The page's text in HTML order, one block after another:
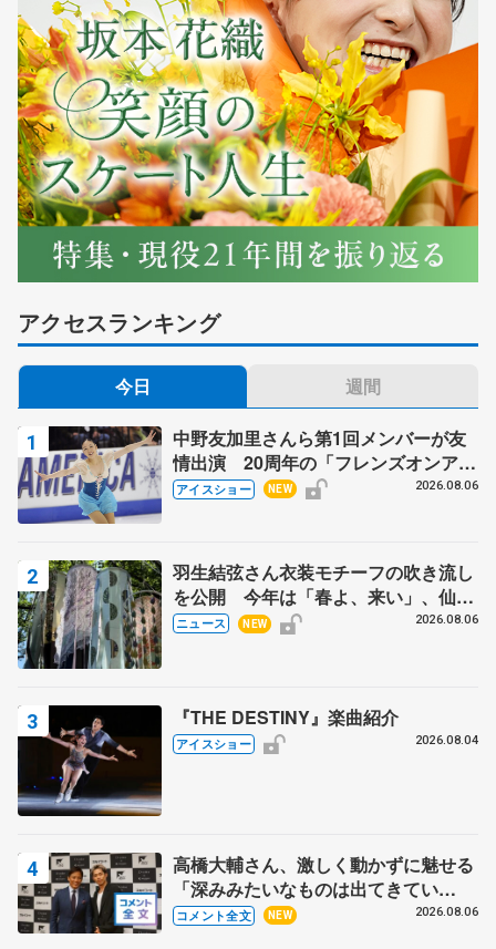
アクセスランキング
今日 週間
中野友加里さんら第1回メンバーが友
情出演 20周年の「フレンズオンアイ
ス」 宮本賢二さん、有川梨絵さん、
アイスショー NEW 2026.08.06
羽生結弦さん衣装モチーフの吹き流し
を公開 今年は「春よ、来い」、仙台
の瑞鳳殿
ニュース NEW 2026.08.06
『THE DESTINY』楽曲紹介
アイスショー 2026.08.04
高橋大輔さん、激しく動かずに魅せる
「深みみたいなものは出てきてい
る？」 〝兄さん〟と慕うレジェンド
コメント全文 NEW 2026.08.06